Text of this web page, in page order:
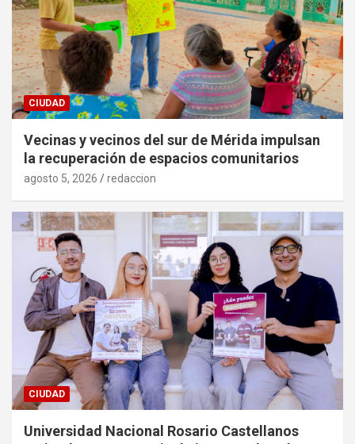
CIUDAD
Vecinas y vecinos del sur de Mérida impulsan
la recuperación de espacios comunitarios
agosto 5, 2026 redaccion
CIUDAD
Universidad Nacional Rosario Castellanos